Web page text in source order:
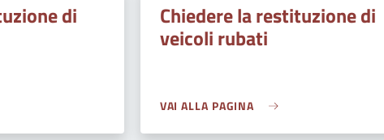
di Chiedere la restituzione di
veicoli rubati
VAI ALLA PAGINA